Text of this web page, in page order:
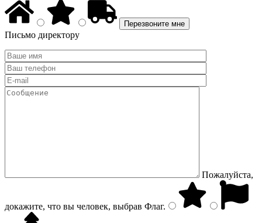
Письмо директору
Пожалуйста,
докажите, что вы человек, выбрав Флаг.